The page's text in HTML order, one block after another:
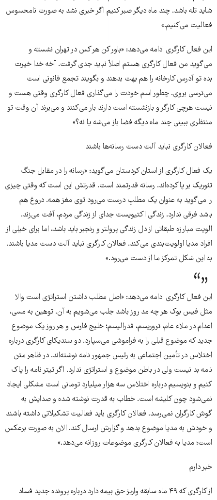
شاید تله باشد. چند ماه دیگر صبر کنیم اگر خبری نشد به صورت نامحسوس
فعالیت می‌کنیم.»
این فعال کارگری ادامه می‌دهد: «باور کن هر کس در تهران نشسته و
می‌گوید من فعال کارگری هستم اصلاٌ نباید جدی گرفت. آخه خدا خیرت
بده تو آدرس کارخانه را هم بهت بدهند و بگویند تجمع قانونی است
می‌ترسی بروی. چطور اسم خودت را می‌گذاری فعال کارگری وقتی هست و
نیست هرچی کارگر و بازنشسته است دارند بار می‌کنند و می‌برند آن وقت تو
منتظری ببینی چند ماه دیگه فضا باز می‌شه یا نه؟»
فعالان کارگری نباید آلت دست رسانه‌ها باشند
یک فعال کارگری از استان کردستان می‌گوید: «رسانه را در مقابل جنگ
تئوریک بر پا کرده‌اند. رسانه قدرتمند است. قدرتش این است که وقتی چیزی
را می‌گوید به عنوان یک مطلبِ درست می‌رود توی مغز همه. دروغ هم
باشد فرقی ندارد. زندگی اکتیویست جدای از زندگی مردم، آفت می‌زند.
الویت مبارزه طبقاتی از دل زندگی پرولتر و رنجبر باید باشد، اما برای خیلی از
افراد مدیا اولویت‌بندی می‌کند. فعالان کارگری نباید آلت دست مدیا باشند.
به این شکل تمرکز ما از دست می‌رود.»
این فعال کارگری ادامه می‌دهد: «اصل مطلب داشتن استراتژی است والا
مثل فیس بوک هر چه مد روز باشد جلب می‌شویم به آن. توهین به مسی،
اعدام در ملاء عام، تروریسم، فدرالیسم؛ خلیج فارس و هر روز یک موضوع
جدید که موضوع قبلی را به فراموشی می‌سپارد. دو سندیکای کارگری درباره
اختلاس در تأمین اجتماعی به رئیس جمهور نامه نوشته‌اند. در ظاهر متن
نامه بد نیست ولی در باطن موضوع و استراتژی ندارد. اگر تیتر نامه را پاک
کنیم و بنویسیم درباره اختلاس سه هزار میلیارد تومانی است مشکلی ایجاد
نمی‌شود چون کلیشه است. خطاب به قدرت نوشته شده و صدایش به
گوش کارگران نمی‌رسد. فعالان کارگری باید فعالیت تشکیلاتی داشته باشند
و خودش به مدیا موضوع بدهد و گزارش ارسال کند. الان به صورت برعکس
است؛ مدیا به فعالان کارگری موضوعات روزانه می‌دهد.»
خبر دارم
از کارگری که ۴۹ ماه سابقه واریز حق بیمه دارد درباره پرونده جدید فساد